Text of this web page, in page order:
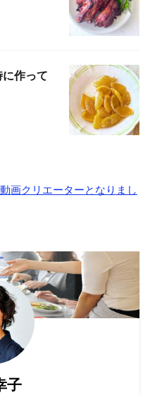
作って
画クリエーターとなりまし
子